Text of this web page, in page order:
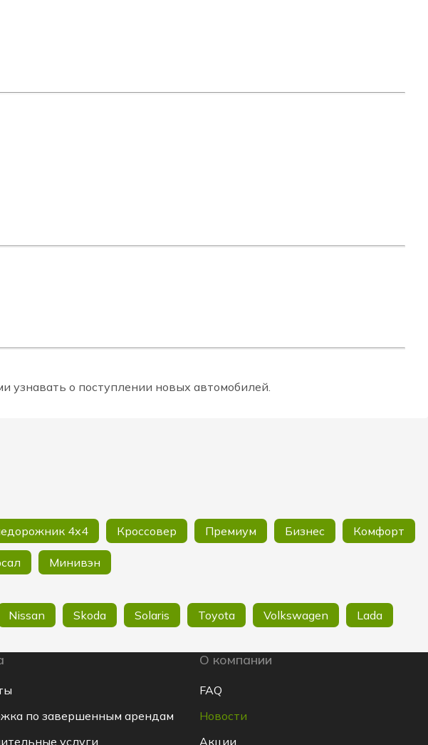
узнавать о поступлении новых автомобилей.
4х4 Кроссовер Премиум Бизнес Комфорт
Минивэн
Nissan Skoda Solaris Toyota Volkswagen Lada
по завершенным арендам
услуги
О компании
FAQ
Новости
Акции